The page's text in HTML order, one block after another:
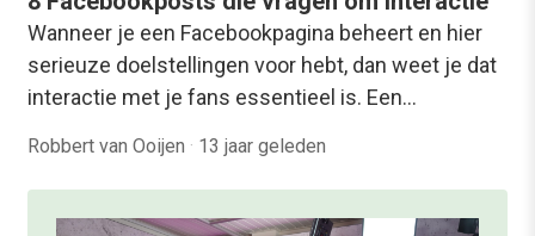
Wanneer je een Facebookpagina beheert en hier
serieuze doelstellingen voor hebt, dan weet je dat
interactie met je fans essentieel is. Een…
Robbert van Ooijen · 13 jaar geleden